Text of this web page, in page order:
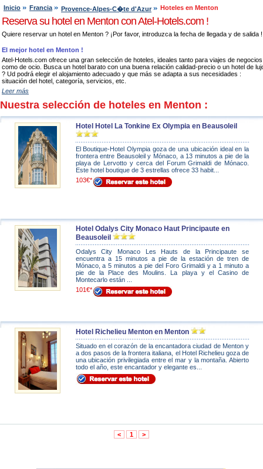
Inicio Francia Provence-Alpes-C�te d'Azur Hoteles en Menton
Reserva su hotel en Menton con Atel-Hotels.com !
Quiere reservar un hotel en Menton ? ¡Por favor, introduzca la fecha de llegada y de salida !
El mejor hotel en Menton !
Atel-Hotels.com ofrece una gran selección de hoteles, ideales tanto para viajes de negocios
como de ocio. Busca un hotel barato con una buena relación calidad-precio o un hotel de
? Ud podrá elegir el alojamiento adecuado y que más se adapta a sus necesidades :
situación del hotel, categoría, servicios, etc.
Leer más
Nuestra selección de hoteles en Menton :
Hotel Hotel La Tonkine Ex Olympia en Beausoleil
El Boutique-Hotel Olympia goza de una ubicación ideal en la
frontera entre Beausoleil y Mónaco, a 13 minutos a pie de la
playa de Lervotto y cerca del Forum Grimaldi de Mónaco.
Este hotel boutique de 3 estrellas ofrece 33 habit...
103€*
Hotel Odalys City Monaco Haut Principaute en
Beausoleil
Odalys City Monaco Les Hauts de la Principaute se
encuentra a 15 minutos a pie de la estación de tren de
Mónaco, a 5 minutos a pie del Foro Grimaldi y a 1 minuto a
pie de la Place des Moulins. La playa y el Casino de
Montecarlo están ...
101€*
Hotel Richelieu Menton en Menton
Situado en el corazón de la encantadora ciudad de Menton y
a dos pasos de la frontera italiana, el Hotel Richelieu goza de
una ubicación privilegiada entre el mar y la montaña. Abierto
todo el año, este encantador y elegante es...
< 1 >